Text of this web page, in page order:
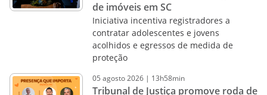
de imóveis em SC
Iniciativa incentiva registradores a
contratar adolescentes e jovens
acolhidos e egressos de medida de
proteção
05 agosto2026 | 13h58min
Tribunal de Justiça promove roda de